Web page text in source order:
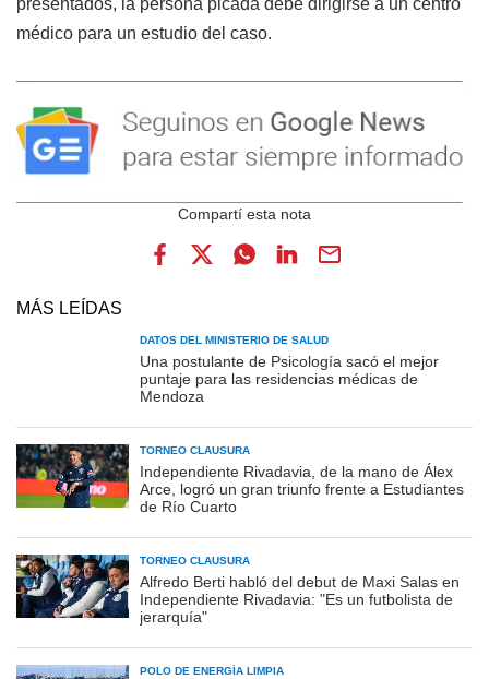
médico para un estudio del caso.
MÁS LEÍDAS
DATOS DEL MINISTERIO DE SALUD
Una postulante de Psicología sacó el mejor
puntaje para las residencias médicas de
Mendoza
TORNEO CLAUSURA
Independiente Rivadavia, de la mano de Álex
Arce, logró un gran triunfo frente a Estudiantes
de Río Cuarto
TORNEO CLAUSURA
Alfredo Berti habló del debut de Maxi Salas en
Independiente Rivadavia: "Es un futbolista de
jerarquía"
POLO DE ENERGÍA LIMPIA